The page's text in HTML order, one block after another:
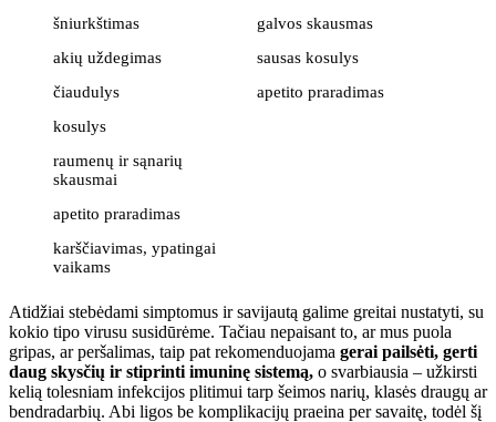
šniurkštimas
galvos skausmas
akių uždegimas
sausas kosulys
čiaudulys
apetito praradimas
kosulys
raumenų ir sąnarių
skausmai
apetito praradimas
karščiavimas, ypatingai
vaikams
Atidžiai stebėdami simptomus ir savijautą galime greitai nustatyti, su
kokio tipo virusu susidūrėme. Tačiau nepaisant to, ar mus puola
gripas, ar peršalimas, taip pat rekomenduojama gerai pailsėti, gerti
daug skysčių ir stiprinti imuninę sistemą, o svarbiausia – užkirsti
kelią tolesniam infekcijos plitimui tarp šeimos narių, klasės draugų ar
bendradarbių. Abi ligos be komplikacijų praeina per savaitę, todėl šį